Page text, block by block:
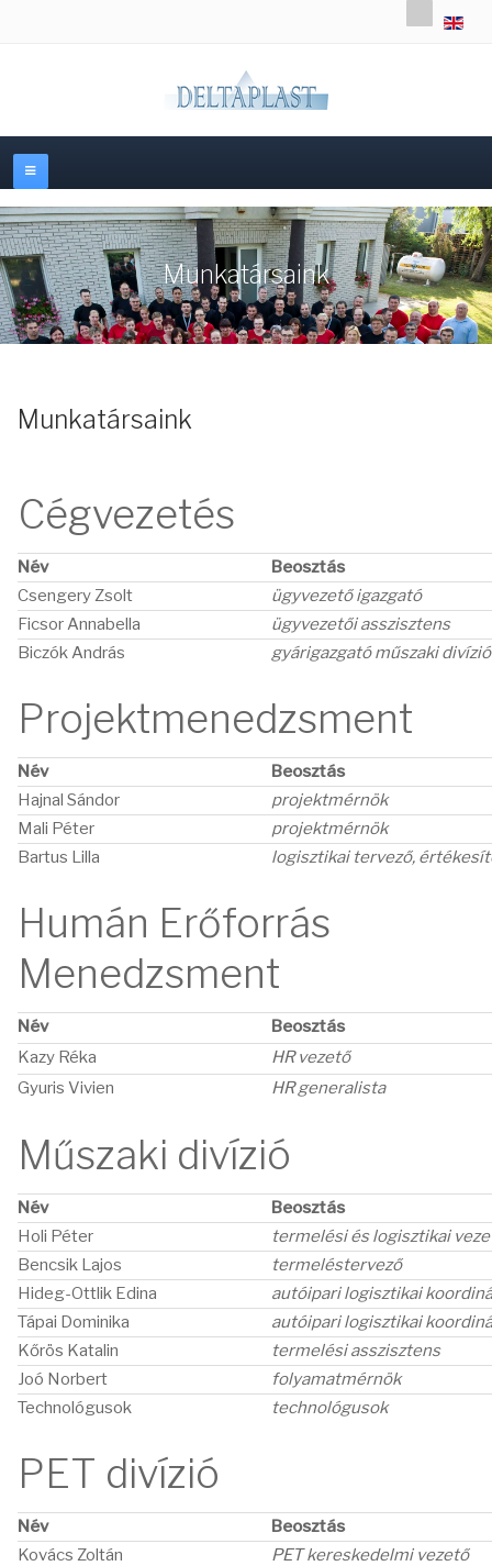
Munkatársaink
Munkatársaink
Cégvezetés
Név
Beosztás
Csengery Zsolt
ügyvezető igazgató
Ficsor Annabella
ügyvezetői asszisztens
Biczók András
gyárigazgató műszaki divízió
Projektmenedzsment
Név
Beosztás
Hajnal Sándor
projektmérnök
Mali Péter
projektmérnök
Bartus Lilla
logisztikai tervező,
Humán Erőforrás
Menedzsment
Név
Beosztás
Kazy Réka
HR vezető
Gyuris Vivien
HR generalista
Műszaki divízió
Név
Beosztás
Holi Péter
termelési és logisztikai
Bencsik Lajos
termeléstervező
Hideg-Ottlik Edina
autóipari logisztikai
Tápai Dominika
autóipari logisztikai
Kőrös Katalin
termelési asszisztens
Joó Norbert
folyamatmérnök
Technológusok
technológusok
PET divízió
Név
Beosztás
Kovács Zoltán
PET kereskedelmi vezető